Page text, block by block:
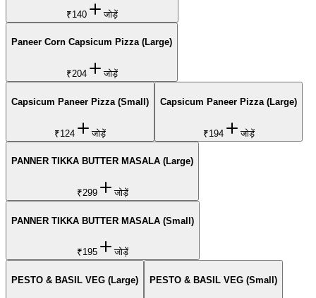
₹140 जोड़ें
Paneer Corn Capsicum Pizza (Large)
₹204 जोड़ें
Capsicum Paneer Pizza (Small)
₹124 जोड़ें
Capsicum Paneer Pizza (Large)
₹194 जोड़ें
PANNER TIKKA BUTTER MASALA (Large)
₹299 जोड़ें
PANNER TIKKA BUTTER MASALA (Small)
₹195 जोड़ें
PESTO & BASIL VEG (Large) PESTO & BASIL VEG (Small)